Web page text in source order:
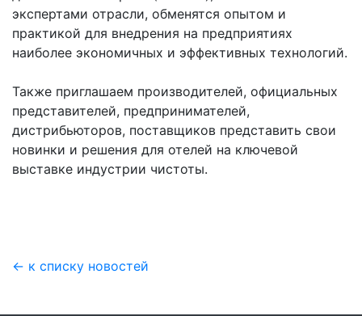
экспертами отрасли, обменятся опытом и
практикой для внедрения на предприятиях
наиболее экономичных и эффективных технологий.
Также приглашаем производителей, официальных
представителей, предпринимателей,
дистрибьюторов, поставщиков представить свои
новинки и решения для отелей на ключевой
выставке индустрии чистоты.
← к списку новостей